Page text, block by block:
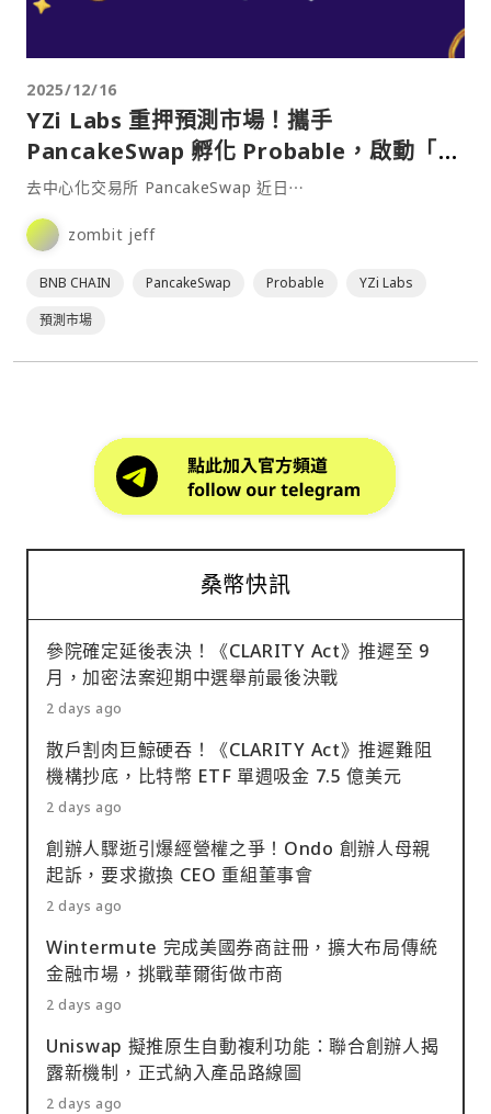
2025/12/16
YZi Labs 重押預測市場！攜手
PancakeSwap 孵化 Probable，啟動「賽
馬機制」提高勝率？
去中心化交易所 PancakeSwap 近日⋯
zombit jeff
BNB CHAIN PancakeSwap Probable
YZi Labs
預測市場
桑幣快訊
參院確定延後表決！《CLARITY Act》推遲至 9
月，加密法案迎期中選舉前最後決戰
2 days ago
散戶割肉巨鯨硬吞！《CLARITY Act》推遲難阻
機構抄底，比特幣 ETF 單週吸金 7.5 億美元
2 days ago
創辦人驟逝引爆經營權之爭！Ondo 創辦人母親
起訴，要求撤換 CEO 重組董事會
2 days ago
Wintermute 完成美國券商註冊，擴大布局傳統
金融市場，挑戰華爾街做市商
2 days ago
Uniswap 擬推原生自動複利功能：聯合創辦人揭
露新機制，正式納入產品路線圖
2 days ago